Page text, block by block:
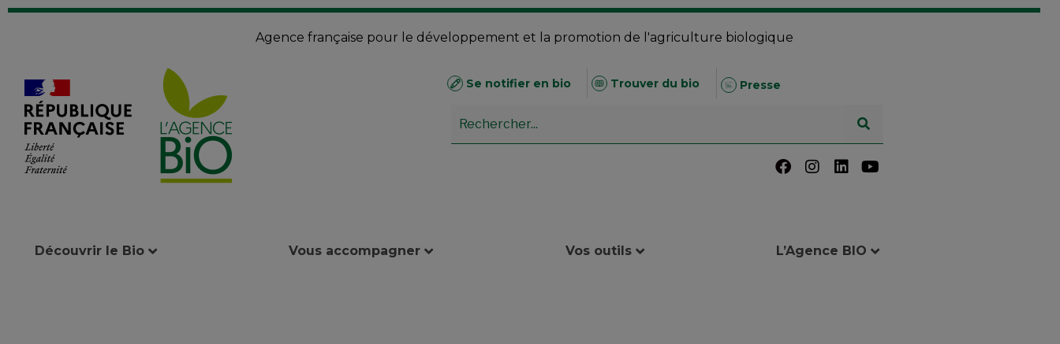
Agence française pour le développement et la promotion de l'agriculture biologique
Se notifier en bio Trouver du bio Presse
Découvrir le Bio Vous accompagner Vos outils L’Agence BIO